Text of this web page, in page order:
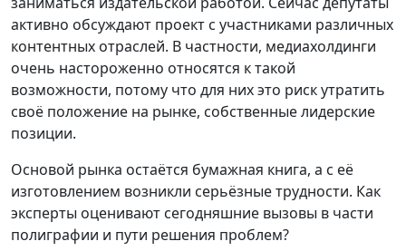
активно обсуждают проект с участниками различных
контентных отраслей. В частности, медиахолдинги
очень настороженно относятся к такой
возможности, потому что для них это риск утратить
своё положение на рынке, собственные лидерские
позиции.
Основой рынка остаётся бумажная книга, а с её
изготовлением возникли серьёзные трудности. Как
эксперты оценивают сегодняшние вызовы в части
полиграфии и пути решения проблем?